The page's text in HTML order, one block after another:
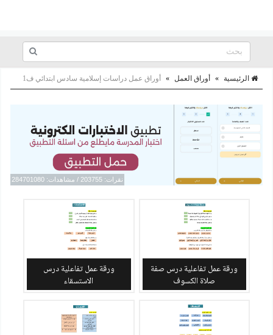
الرئيسية » أوراق العمل » أوراق عمل دراسات إسلامية سادس ابتدائي ف1
نقرات: 203755 / مشاهدات: 284701080
ورقة عمل تفاعلية درس صفة
صلاة الكسوف
ورقة عمل تفاعلية درس
الاستسقاء